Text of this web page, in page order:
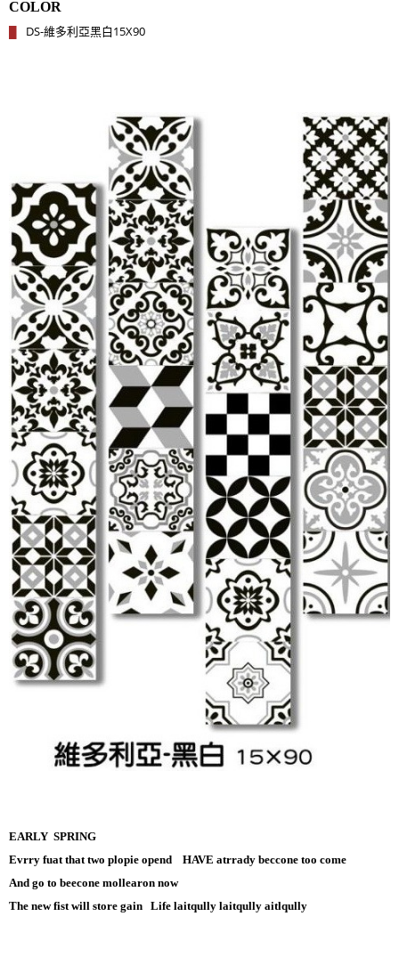
COLOR
DS-維多利亞黑白15X90
EARLY SPRING
Evrry fuat that two plopie opend HAVE atrrady beccone too come
And go to beecone mollearon now
The new fist will store gain Life laitqully laitqully aitlqully